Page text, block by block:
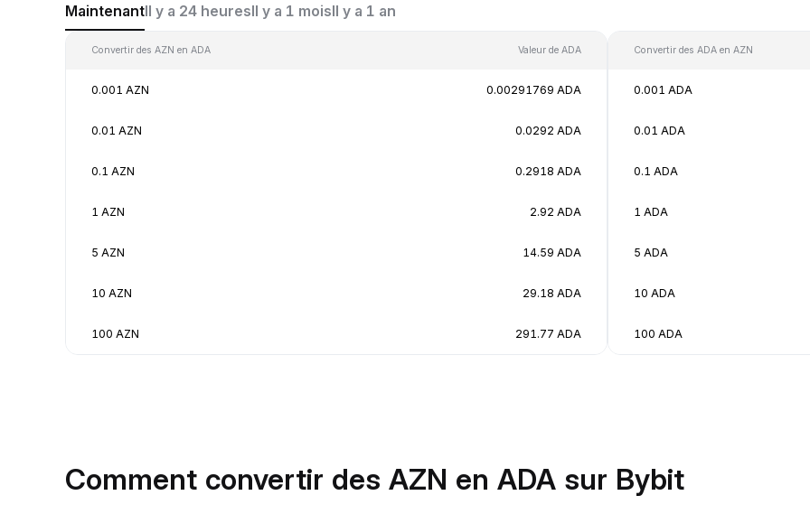
MaintenantIl y a 24 heuresIl y a 1 moisIl y a 1 an
Convertir des AZN en ADA Valeur de ADA
0.001 AZN 0.00291769 ADA
0.01 AZN 0.0292 ADA
0.1 AZN 0.2918 ADA
1 AZN 2.92 ADA
5 AZN 14.59 ADA
10 AZN 29.18 ADA
100 AZN 291.77 ADA
Convertir des ADA en AZN
0.001 ADA
0.01 ADA
0.1 ADA
1 ADA
5 ADA
10 ADA
100 ADA
Comment convertir des AZN en ADA sur Bybit